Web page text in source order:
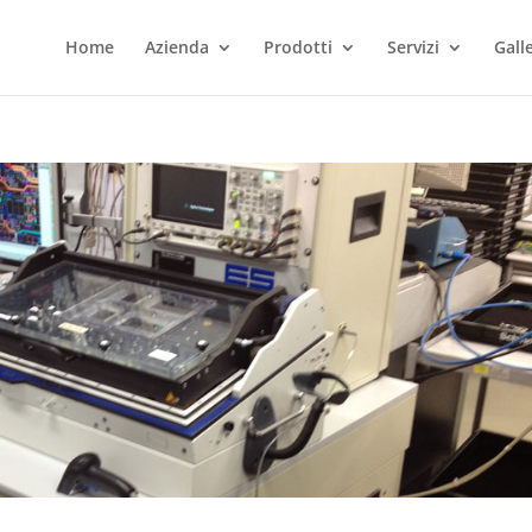
Home Azienda Prodotti Servizi